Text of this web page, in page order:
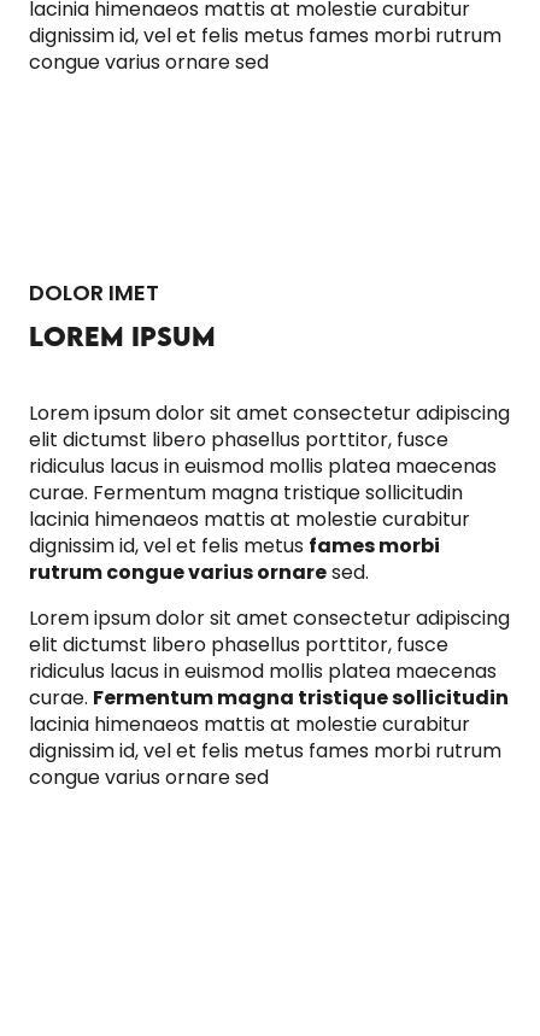
lacinia himenaeos mattis at molestie curabitur
dignissim id, vel et felis metus fames morbi rutrum
congue varius ornare sed
DOLOR IMET
LOREM IPSUM
Lorem ipsum dolor sit amet consectetur adipiscing
elit dictumst libero phasellus porttitor, fusce
ridiculus lacus in euismod mollis platea maecenas
curae. Fermentum magna tristique sollicitudin
lacinia himenaeos mattis at molestie curabitur
dignissim id, vel et felis metus fames morbi
rutrum congue varius ornaresed.
Lorem ipsum dolor sit amet consectetur adipiscing
elit dictumst libero phasellus porttitor, fusce
ridiculus lacus in euismod mollis platea maecenas
curae. Fermentum magna tristique sollicitudin
lacinia himenaeos mattis at molestie curabitur
dignissim id, vel et felis metus fames morbi rutrum
congue varius ornare sed